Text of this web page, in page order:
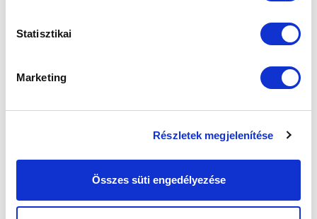
Statisztikai
Marketing
Részletek megjelenítése
Összes süti engedélyezése
Ne maradjon le egy eseményről sem! Iratkozzon fel ingyenes
Adatvédelmi tájékoztatót!
FELIRATKOZOM